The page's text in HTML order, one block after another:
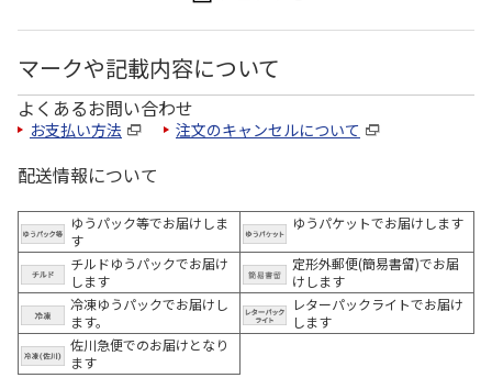
マークや記載内容について
よくあるお問い合わせ
お支払い方法 注文のキャンセルについて
配送情報について
ゆうパック等でお届けしま
す
ゆうパケットでお届けします
チルドゆうパックでお届け
します
定形外郵便(簡易書留)でお届
けします
冷凍ゆうパックでお届けし
ます。
レターパックライトでお届け
します
佐川急便でのお届けとなり
ます